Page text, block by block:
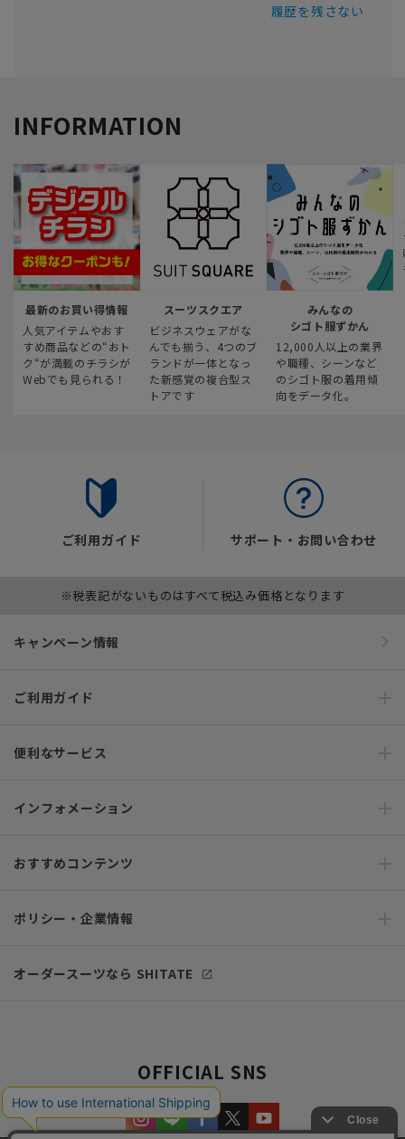
履歴を残さない
INFORMATION
最新のお買い得情報
人気アイテムやおす
すめ商品などの“おト
ク“が満載のチラシが
Webでも見られる！
スーツスクエア
ビジネスウェアがな
んでも揃う、4つのブ
ランドが一体となっ
た新感覚の複合型ス
トアです
みんなの
シゴト服ずかん
12,000人以上の業界
や職種、シーンなど
のシゴト服の着用傾
向をデータ化。
ご利用ガイド サポート・お問い合わせ
※税表記がないものはすべて税込み価格となります
キャンペーン情報
ご利用ガイド
便利なサービス
インフォメーション
おすすめコンテンツ
ポリシー・企業情報
オーダースーツなら SHITATE
OFFICIAL SNS